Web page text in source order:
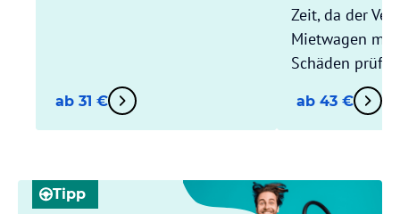
ab 31 €
Zeit, da der
Mietwagen
Schäden prüft.
ab 43 €
Tipp